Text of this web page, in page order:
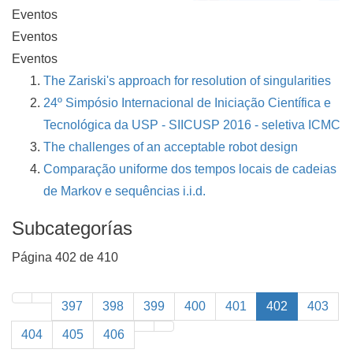
Eventos
Eventos
Eventos
The Zariski's approach for resolution of singularities
24º Simpósio Internacional de Iniciação Científica e
Tecnológica da USP - SIICUSP 2016 - seletiva ICMC
The challenges of an acceptable robot design
Comparação uniforme dos tempos locais de cadeias
de Markov e sequências i.i.d.
Subcategorías
Página 402 de 410
397 398 399 400 401 402 403
404 405 406